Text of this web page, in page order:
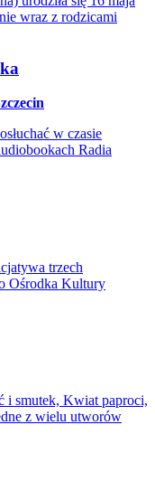
wraz z rodzicami
w czasie
Radia
trzech
Ośrodka Kultury
i smutek, Kwiat paproci,
z wielu utworów